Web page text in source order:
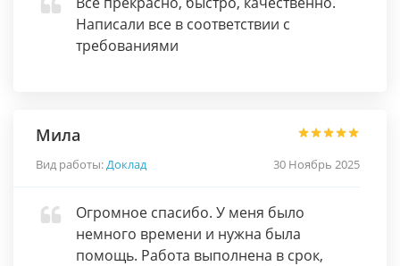
Написали все в соответствии с
требованиями
Мила
Вид работы:Доклад 30 Ноябрь 2025
Огромное спасибо. У меня было
немного времени и нужна была
помощь. Работа выполнена в срок,